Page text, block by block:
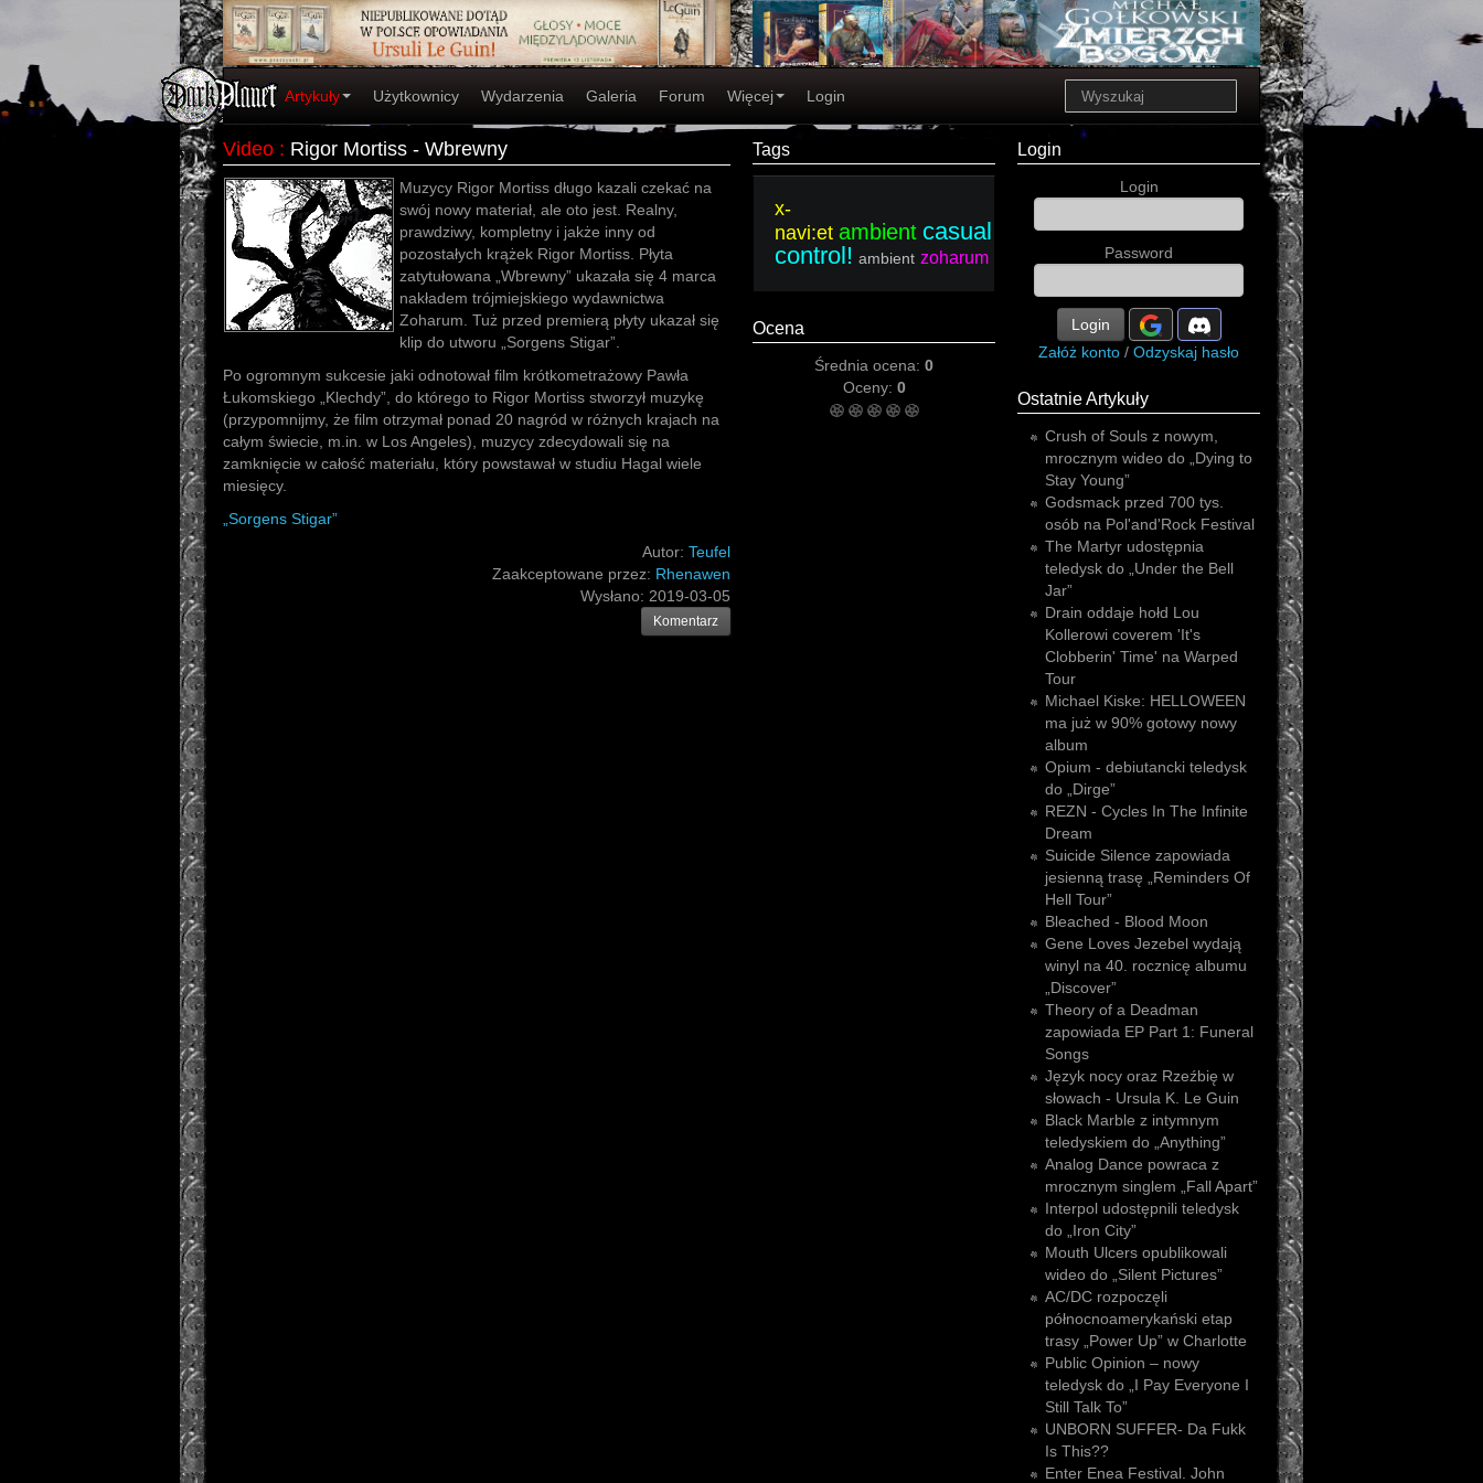
Artykuły Użytkownicy Wydarzenia Galeria Forum Więcej Login
Video : Rigor Mortiss - Wbrewny
Muzycy Rigor Mortiss długo kazali czekać na
swój nowy materiał, ale oto jest. Realny,
prawdziwy, kompletny i jakże inny od
pozostałych krążek Rigor Mortiss. Płyta
zatytułowana „Wbrewny” ukazała się 4 marca
nakładem trójmiejskiego wydawnictwa
Zoharum. Tuż przed premierą płyty ukazał się
klip do utworu „Sorgens Stigar”.
Po ogromnym sukcesie jaki odnotował film krótkometrażowy Pawła
Łukomskiego „Klechdy”, do którego to Rigor Mortiss stworzył muzykę
(przypomnijmy, że film otrzymał ponad 20 nagród w różnych krajach na
całym świecie, m.in. w Los Angeles), muzycy zdecydowali się na
zamknięcie w całość materiału, który powstawał w studiu Hagal wiele
miesięcy.
„Sorgens Stigar”
Autor: Teufel
Zaakceptowane przez: Rhenawen
Wysłano: 2019-03-05
Komentarz
Tags
x-
navi:et ambient casual
control! ambient zoharum
Ocena
Średnia ocena: 0
Oceny: 0
Login
Login
Password
Login
Załóż konto / Odzyskaj hasło
Ostatnie Artykuły
Crush of Souls z nowym,
mrocznym wideo do „Dying to
Stay Young”
Godsmack przed 700 tys.
osób na Pol'and'Rock Festival
The Martyr udostępnia
teledysk do „Under the Bell
Jar”
Drain oddaje hołd Lou
Kollerowi coverem 'It's
Clobberin' Time' na Warped
Tour
Michael Kiske: HELLOWEEN
ma już w 90% gotowy nowy
album
Opium - debiutancki teledysk
do „Dirge”
REZN - Cycles In The Infinite
Dream
Suicide Silence zapowiada
jesienną trasę „Reminders Of
Hell Tour”
Bleached - Blood Moon
Gene Loves Jezebel wydają
winyl na 40. rocznicę albumu
„Discover”
Theory of a Deadman
zapowiada EP Part 1: Funeral
Songs
Język nocy oraz Rzeźbię w
słowach - Ursula K. Le Guin
Black Marble z intymnym
teledyskiem do „Anything”
Analog Dance powraca z
mrocznym singlem „Fall Apart”
Interpol udostępnili teledysk
do „Iron City”
Mouth Ulcers opublikowali
wideo do „Silent Pictures”
AC/DC rozpoczęli
północnoamerykański etap
trasy „Power Up” w Charlotte
Public Opinion – nowy
teledysk do „I Pay Everyone I
Still Talk To”
UNBORN SUFFER- Da Fukk
Is This??
Enter Enea Festival. John